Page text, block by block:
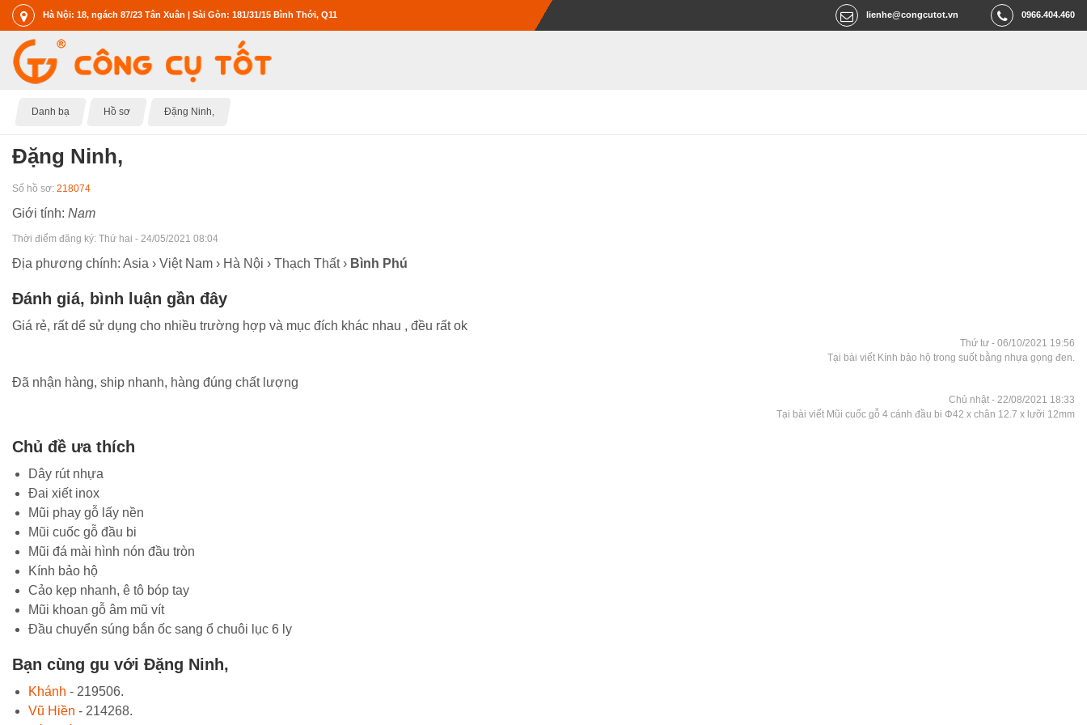
Hà Nội: 18, ngách 87/23 Tân Xuân | Sài Gòn: 181/31/15 Bình Thới, Q11 0966.404.460
lienhe@congcutot.vn
Danh bạ Hồ sơ Đặng Ninh,
Đặng Ninh,
Số hồ sơ: 218074
Giới tính: Nam
Thời điểm đăng ký: Thứ hai - 24/05/2021 08:04
Địa phương chính: Asia › Việt Nam › Hà Nội › Thạch Thất › Bình Phú
Đánh giá, bình luận gần đây
Giá rẻ, rất dể sử dụng cho nhiều trường hợp và mục đích khác nhau , đều rất ok
Thứ tư - 06/10/2021 19:56
Tại bài viết Kính bảo hộ trong suốt bằng nhựa gọng đen.
Đã nhận hàng, ship nhanh, hàng đúng chất lượng
Chủ nhật - 22/08/2021 18:33
Tại bài viết Mũi cuốc gỗ 4 cánh đầu bi Φ42 x chân 12.7 x lưỡi 12mm
Chủ đề ưa thích
Dây rút nhựa
Đai xiết inox
Mũi phay gỗ lấy nền
Mũi cuốc gỗ đầu bi
Mũi đá mài hình nón đầu tròn
Kính bảo hộ
Cảo kẹp nhanh, ê tô bóp tay
Mũi khoan gỗ âm mũ vít
Đầu chuyển súng bắn ốc sang ổ chuôi lục 6 ly
Bạn cùng gu với Đặng Ninh,
Khánh - 219506.
Vũ Hiền - 214268.